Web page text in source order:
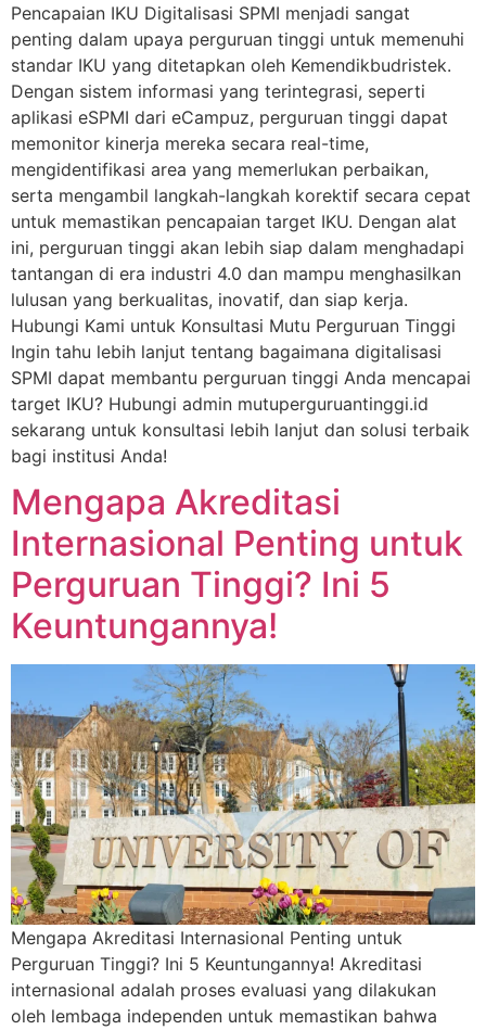
Pencapaian IKU Digitalisasi SPMI menjadi sangat
penting dalam upaya perguruan tinggi untuk memenuhi
standar IKU yang ditetapkan oleh Kemendikbudristek.
Dengan sistem informasi yang terintegrasi, seperti
aplikasi eSPMI dari eCampuz, perguruan tinggi dapat
memonitor kinerja mereka secara real-time,
mengidentifikasi area yang memerlukan perbaikan,
serta mengambil langkah-langkah korektif secara cepat
untuk memastikan pencapaian target IKU. Dengan alat
ini, perguruan tinggi akan lebih siap dalam menghadapi
tantangan di era industri 4.0 dan mampu menghasilkan
lulusan yang berkualitas, inovatif, dan siap kerja.
Hubungi Kami untuk Konsultasi Mutu Perguruan Tinggi
Ingin tahu lebih lanjut tentang bagaimana digitalisasi
SPMI dapat membantu perguruan tinggi Anda mencapai
target IKU? Hubungi admin mutuperguruantinggi.id
sekarang untuk konsultasi lebih lanjut dan solusi terbaik
bagi institusi Anda!
Mengapa Akreditasi
Internasional Penting untuk
Perguruan Tinggi? Ini 5
Keuntungannya!
Mengapa Akreditasi Internasional Penting untuk
Perguruan Tinggi? Ini 5 Keuntungannya! Akreditasi
internasional adalah proses evaluasi yang dilakukan
oleh lembaga independen untuk memastikan bahwa